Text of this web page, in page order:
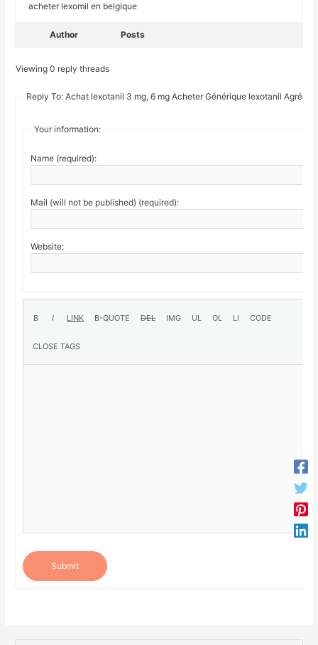
acheter lexomil en belgique
Author Posts
Viewing 0 reply threads
Reply To: Achat lexotanil 3 mg, 6 mg Acheter Générique lexotanil
Your information:
Name (required):
Mail (will not be published) (required):
Website:
Submit